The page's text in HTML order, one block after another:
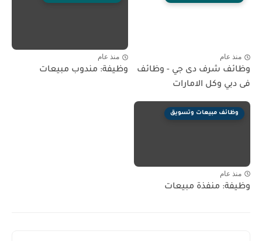
منذ عام
وظائف شرف دى جي - وظائف
فى دبي وكل الامارات
منذ عام
وظيفة: مندوب مبيعات
وظائف مبيعات وتسويق
منذ عام
وظيفة: منفذة مبيعات